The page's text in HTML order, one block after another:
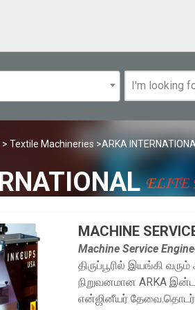
> Textile Machineries >ARKA
MACHINE
Machine Service
திருப்பூரில் இயங்கி
நிறுவனமான ARKA
என்ஜினீயர்